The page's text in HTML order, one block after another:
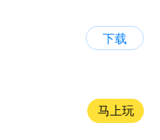
下载
马上玩